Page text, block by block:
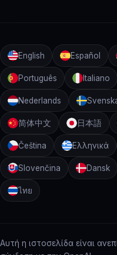
English Español
Português Italiano
Nederlands
简体中文 日本語
Čeština Ελληνικά
Slovenčina Dansk
ไทย
Αυτή η ιστοσελίδα είναι